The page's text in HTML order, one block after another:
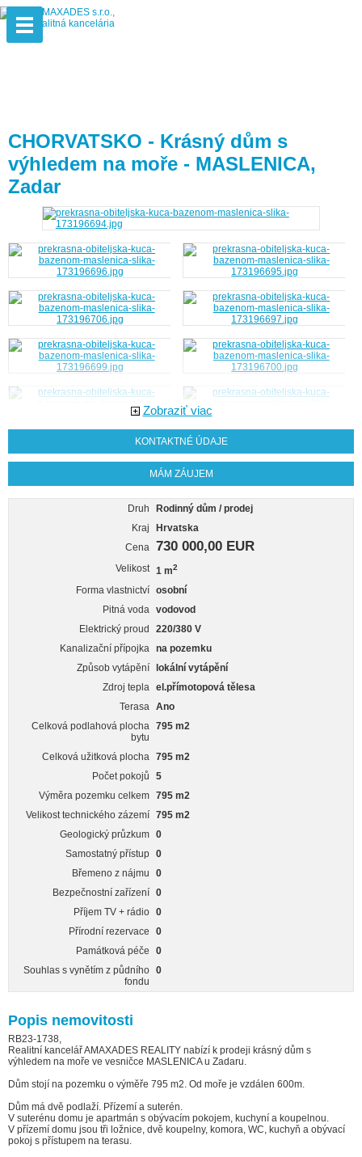
CHORVATSKO - Krásný dům s
výhledem na moře - MASLENICA,
Zadar
Zobraziť viac
KONTAKTNÉ ÚDAJE
MÁM ZÁUJEM
Druh
Rodinný dům / prodej
Kraj
Hrvatska
Cena 730 000,00 EUR
Velikost 1 m2
Forma vlastnictví osobní
Pitná voda vodovod
Elektrický proud
220/380 V
Kanalizační přípojka na pozemku
Způsob vytápění
lokální vytápění
Zdroj tepla el.přímotopová tělesa
Terasa Ano
Celková podlahová plocha
bytu
795 m2
Celková užitková plocha 795 m2
Počet pokojů
5
Výměra pozemku celkem 795 m2
Velikost technického zázemí 795 m2
Geologický průzkum 0
Samostatný přístup 0
Břemeno z nájmu
0
Bezpečnostní zařízení 0
Příjem TV + rádio 0
Přírodní rezervace
0
Památková péče
0
Souhlas s vynětím z půdního
fondu
0
Popis nemovitosti
RB23-1738,
Realitní kancelář AMAXADES REALITY nabízí k prodeji krásný dům s
výhledem na moře ve vesničce MASLENICA u Zadaru.
Dům stojí na pozemku o výměře 795 m2. Od moře je vzdálen 600m.
Dům má dvě podlaží. Přízemí a suterén.
V suterénu domu je apartmán s obývacím pokojem, kuchyní a koupelnou.
V přízemí domu jsou tři ložnice, dvě koupelny, komora, WC, kuchyň a obývací
pokoj s přístupem na terasu.